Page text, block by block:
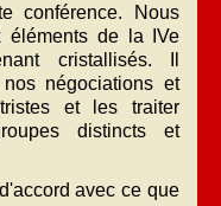
conférence. Nous
éléments de la IVe
cristallisés. Il
négociations et
et les traiter
distincts et
avec ce que